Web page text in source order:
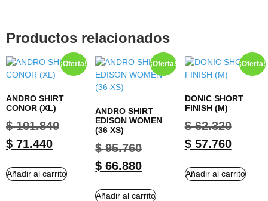
Productos relacionados
¡Oferta!
ANDRO SHIRT
CONOR (XL)
$101.840
$ 71.440
Añadir al carrito
¡Oferta!
ANDRO SHIRT
EDISON WOMEN
(36 XS)
$95.760
$ 66.880
Añadir al carrito
¡Oferta!
DONIC SHORT
FINISH (M)
$62.320
$57.760
Añadir al carrito